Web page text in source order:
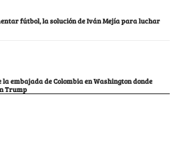
fútbol, la solución de Iván Mejía para luchar
la embajada de Colombia en Washington donde
Trump